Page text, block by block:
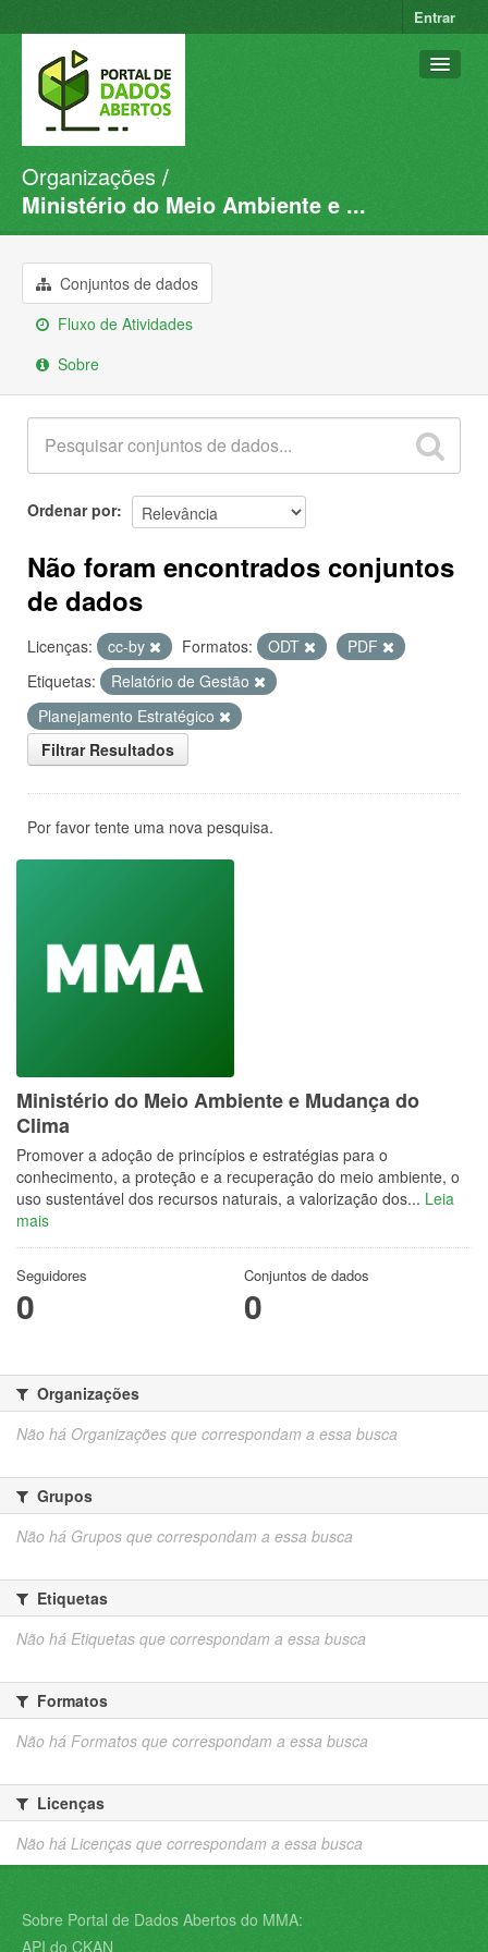
Entrar
Conjuntos de dados
Organizações
Sobre
Organizações
Ministério do Meio Ambiente e ...
Conjuntos de dados
Fluxo de Atividades
Sobre
Ordenar por
Não foram encontrados conjuntos
de dados
Licenças: cc-by Formatos: ODT
PDF
Etiquetas:
Relatório de Gestão
Planejamento Estratégico
Filtrar Resultados
Por favor tente uma nova pesquisa.
Ministério do Meio Ambiente e Mudança do
Clima
Promover a adoção de princípios e estratégias para o
conhecimento, a proteção e a recuperação do meio ambiente, o
uso sustentável dos recursos naturais, a valorização dos... Leia
mais
Seguidores
0
Conjuntos de dados
0
Organizações
Não há Organizações que correspondam a essa busca
Grupos
Não há Grupos que correspondam a essa busca
Etiquetas
Não há Etiquetas que correspondam a essa busca
Formatos
Não há Formatos que correspondam a essa busca
Licenças
Não há Licenças que correspondam a essa busca
Sobre Portal de Dados Abertos do MMA:
API do CKAN